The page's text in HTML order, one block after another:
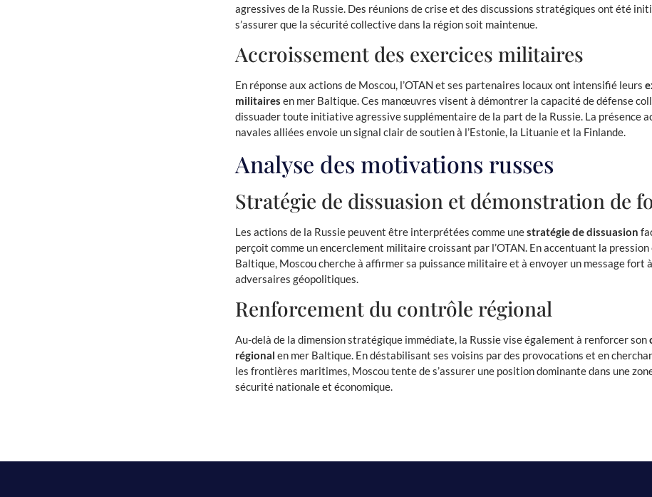
agressives de la Russie. Des réunions de crise et des discussions stratégiques ont été
s’assurer que la sécurité collective dans la région soit maintenue.
Accroissement des exercices militaires
En réponse aux actions de Moscou, l’OTAN et ses partenaires locaux ont intensifié leurs
militaires en mer Baltique. Ces manœuvres visent à démontrer la capacité de défense
dissuader toute initiative agressive supplémentaire de la part de la Russie. La présence
navales alliées envoie un signal clair de soutien à l’Estonie, la Lituanie et la Finlande.
Analyse des motivations russes
Stratégie de dissuasion et démonstration de
Les actions de la Russie peuvent être interprétées comme unestratégie de dissuasion
perçoit comme un encerclement militaire croissant par l’OTAN. En accentuant la pression
Baltique, Moscou cherche à affirmer sa puissance militaire et à envoyer un message fort
adversaires géopolitiques.
Renforcement du contrôle régional
Au-delà de la dimension stratégique immédiate, la Russie vise également à renforcer son
régional en mer Baltique. En déstabilisant ses voisins par des provocations et en
les frontières maritimes, Moscou tente de s’assurer une position dominante dans une
sécurité nationale et économique.